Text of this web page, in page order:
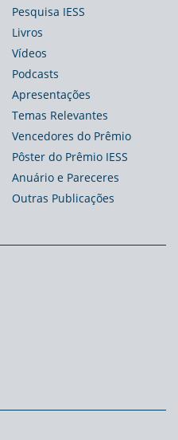
Pesquisa IESS
Livros
Vídeos
Podcasts
Apresentações
Temas Relevantes
Vencedores do Prêmio
Pôster do Prêmio IESS
Anuário e Pareceres
Outras Publicações